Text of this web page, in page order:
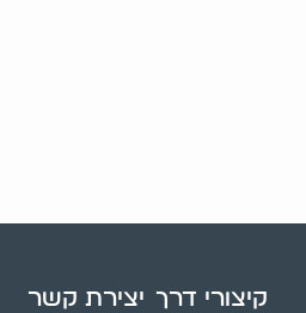
קיצורי דרך יצירת קשר